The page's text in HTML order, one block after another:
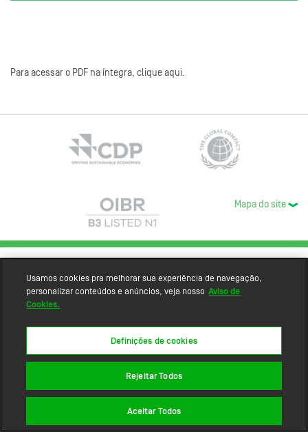
Para acessar o PDF na íntegra, clique aqui.
Mapa do site
Usamos cookies pra melhorar sua experiência de navegação,
personalizar conteúdos e anúncios, veja nosso Aviso de
Cookies.
Definições de cookies
Rejeitar Todos
Aceitar Todos